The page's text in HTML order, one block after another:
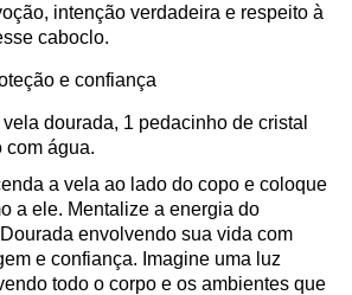
intenção verdadeira e respeito à
caboclo.
e confiança
vela dourada, 1 pedacinho de cristal
com água.
a vela ao lado do copo e coloque
a ele. Mentalize a energia do
envolvendo sua vida com
e confiança. Imagine uma luz
todo o corpo e os ambientes que